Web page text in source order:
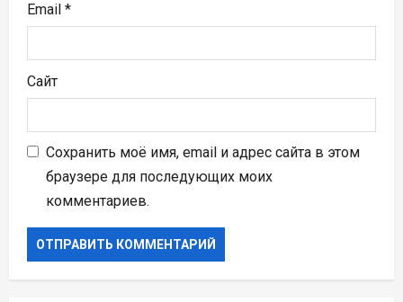
Email *
Сайт
Сохранить моё имя, email и адрес сайта в этом
браузере для последующих моих
комментариев.